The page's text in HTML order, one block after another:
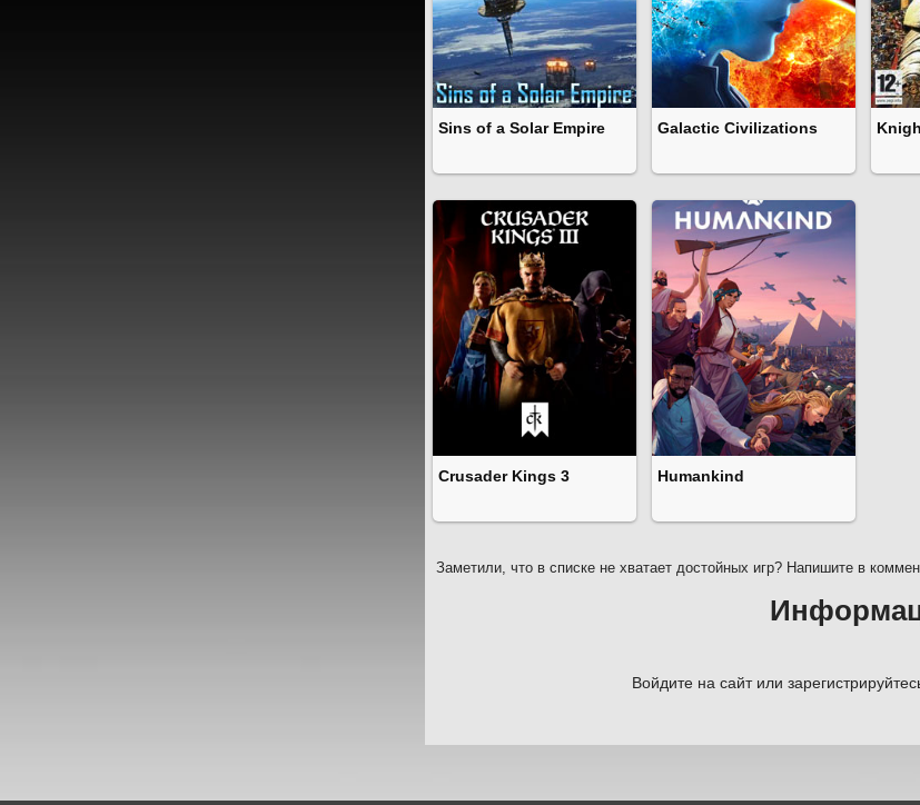
Sins of a Solar Empire Galactic Civilizations
Crusader Kings 3 Humankind
Заметили, что в списке не хватает достойных игр? Напишите в
Войдите на сайт или